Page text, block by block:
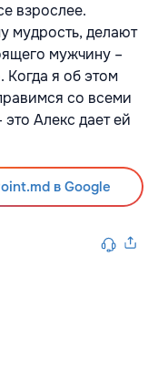
взрослее.
мудрость, делают
мужчину –
Когда я об этом
со всеми
Алекс дает ей
в Google